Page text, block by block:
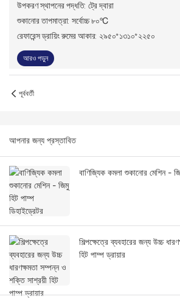
উপকরণ স্থাপনের পদ্ধতি: ট্রে দ্বারা
শুকানোর তাপমাত্রা: সর্বোচ্চ ৮০℃
রেফারেন্স ড্রায়িং রুমের আকার: ২৯৫০*১৩১০*২২৫০
আরও পড়ুন
পূর্ববর্তী
আপনার জন্য প্রস্তাবিত
বাণিজ্যিক কমলা শুকানোর মেশিন -
শিল্পক্ষেত্রে ব্যবহারের জন্য উচ্চ
হিট পাম্প ড্রায়ার